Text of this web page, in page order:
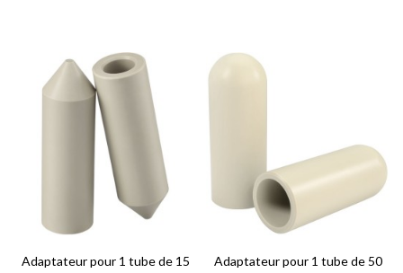
Adaptateur pour 1 tube de 15
Adaptateur pour 1 tube de 50